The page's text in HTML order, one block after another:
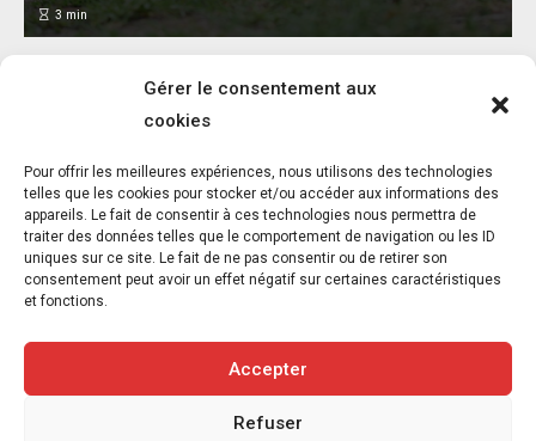
Gérer le consentement aux
cookies
Pour offrir les meilleures expériences, nous utilisons des technologies
telles que les cookies pour stocker et/ou accéder aux informations des
appareils. Le fait de consentir à ces technologies nous permettra de
traiter des données telles que le comportement de navigation ou les ID
uniques sur ce site. Le fait de ne pas consentir ou de retirer son
consentement peut avoir un effet négatif sur certaines caractéristiques
et fonctions.
Accepter
Refuser
3 min
L’association FUTUR dénonce le recours à
des « tirs sanitaires » sur des animaux
sauvages déjà victimes de l’incendie
d’Achères-la-Forêt
7 août 2026 5